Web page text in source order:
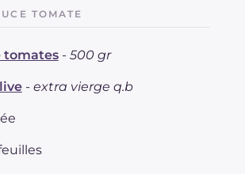
TOMATE
tomates - 500 gr
- extra vierge q.b